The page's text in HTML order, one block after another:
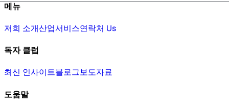
메뉴
저희 소개산업서비스연락처 Us
독자 클럽
최신 인사이트블로그보도자료
도움말